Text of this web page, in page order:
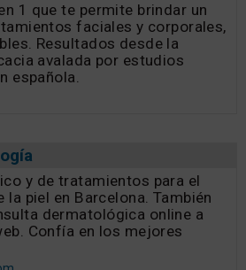
1 que te permite brindar un
faciales y corporales,
Resultados desde la
avalada por estudios
española.
y de tratamientos para el
piel en Barcelona. También
dermatológica online a
Confía en los mejores